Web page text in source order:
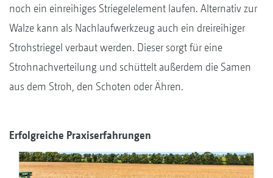
noch ein einreihiges Striegelelement laufen. Alternativ zur
Walze kann als Nachlaufwerkzeug auch ein dreireihiger
Strohstriegel verbaut werden. Dieser sorgt für eine
Strohnachverteilung und schüttelt außerdem die Samen
aus dem Stroh, den Schoten oder Ähren.
Erfolgreiche Praxiserfahrungen